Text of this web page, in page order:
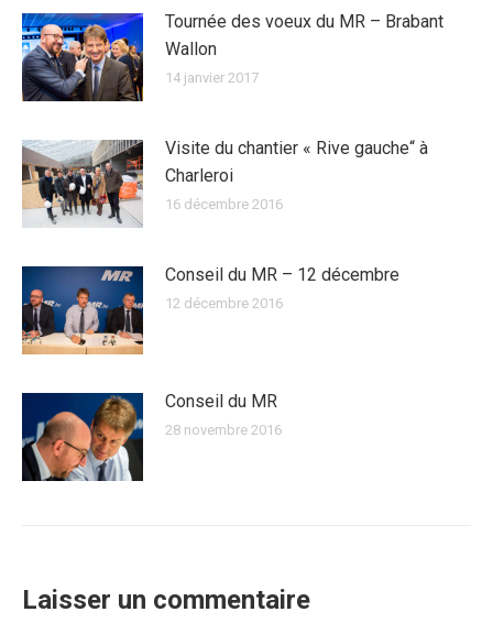
Tournée des voeux du MR – Brabant
Wallon
14 janvier 2017
Visite du chantier « Rive gauche“ à
Charleroi
16 décembre 2016
Conseil du MR – 12 décembre
12 décembre 2016
Conseil du MR
28 novembre 2016
Laisser un commentaire